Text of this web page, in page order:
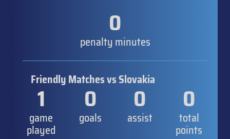
0
penalty minutes
Friendly Matches vs Slovakia
1
game
played
0
goals
0
assist
0
total
points